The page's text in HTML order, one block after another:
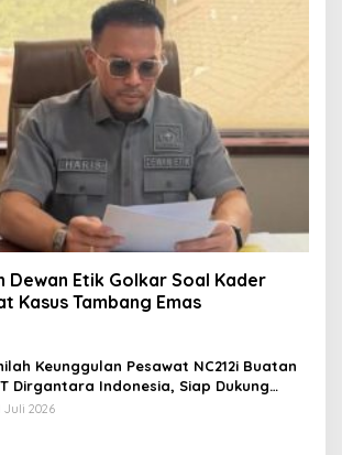
Dewan Etik Golkar Soal Kader
Kasus Tambang Emas
Keunggulan Pesawat NC212i Buatan
Dirgantara Indonesia, Siap Dukung
Operasi TNI
Juli 2026